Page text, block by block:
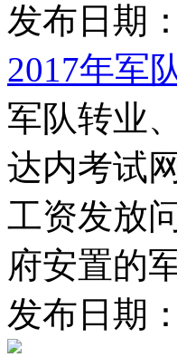
发布日期
2017年军
军队转业
达内考试
工资发放
府安置的
发布日期